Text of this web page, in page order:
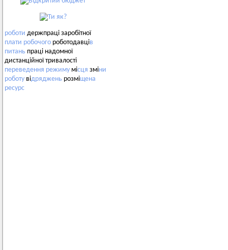
роботи держпраці заробітної
плати робочого роботодавців
питань праці надомної
дистанційної тривалості
переведення режиму місця зміни
роботу відряджень розміщена
ресурс